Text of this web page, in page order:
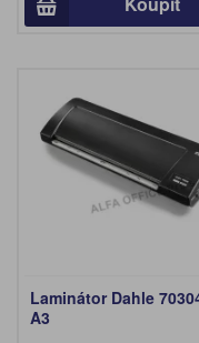
Laminátor Dahle
A3